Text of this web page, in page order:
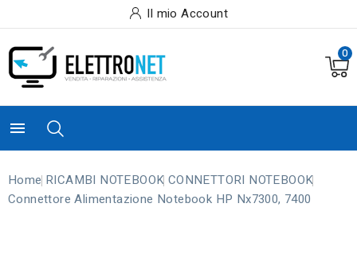
Il mio Account
0

Home RICAMBI NOTEBOOK CONNETTORI NOTEBOOK
Connettore Alimentazione Notebook HP Nx7300, 7400